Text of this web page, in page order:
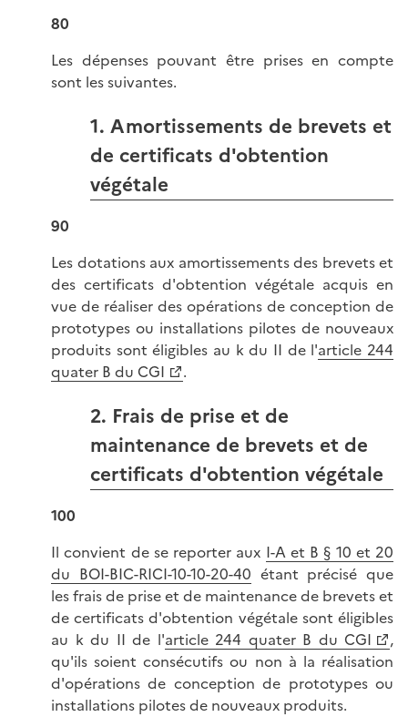
80
Les dépenses pouvant être prises en compte
sont les suivantes.
1. Amortissements de brevets et
de certificats d'obtention
végétale
90
Les dotations aux amortissements des brevets et
des certificats d'obtention végétale acquis en
vue de réaliser des opérations de conception de
prototypes ou installations pilotes de nouveaux
produits sont éligibles au k du II de l'article 244
quater B du CGI
.
2. Frais de prise et de
maintenance de brevets et de
certificats d'obtention végétale
100
Il convient de se reporter aux I-A et B § 10 et 20
du BOI-BIC-RICI-10-10-20-40 étant précisé que
les frais de prise et de maintenance de brevets et
de certificats d'obtention végétale sont éligibles
au k du II de l'article 244 quater B du CGI
,
qu'ils soient consécutifs ou non à la réalisation
d'opérations de conception de prototypes ou
installations pilotes de nouveaux produits.